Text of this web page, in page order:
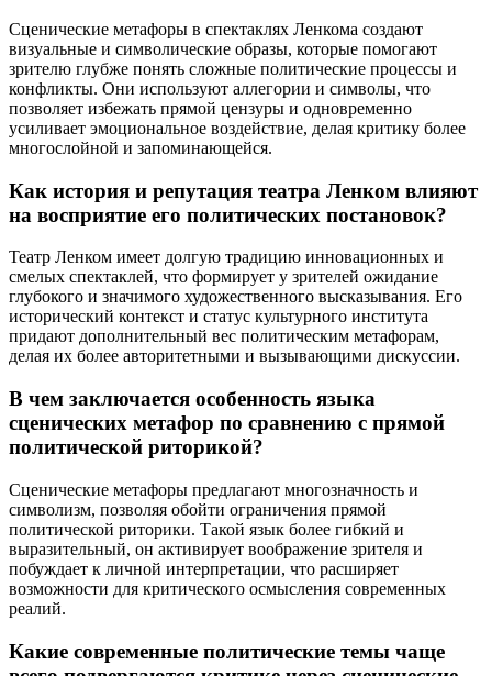
Сценические метафоры в спектаклях Ленкома создают
визуальные и символические образы, которые помогают
зрителю глубже понять сложные политические процессы и
конфликты. Они используют аллегории и символы, что
позволяет избежать прямой цензуры и одновременно
усиливает эмоциональное воздействие, делая критику более
многослойной и запоминающейся.
Как история и репутация театра Ленком влияют
на восприятие его политических постановок?
Театр Ленком имеет долгую традицию инновационных и
смелых спектаклей, что формирует у зрителей ожидание
глубокого и значимого художественного высказывания. Его
исторический контекст и статус культурного института
придают дополнительный вес политическим метафорам,
делая их более авторитетными и вызывающими дискуссии.
В чем заключается особенность языка
сценических метафор по сравнению с прямой
политической риторикой?
Сценические метафоры предлагают многозначность и
символизм, позволяя обойти ограничения прямой
политической риторики. Такой язык более гибкий и
выразительный, он активирует воображение зрителя и
побуждает к личной интерпретации, что расширяет
возможности для критического осмысления современных
реалий.
Какие современные политические темы чаще